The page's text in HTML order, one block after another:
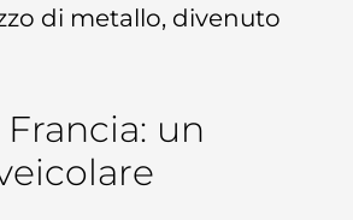
di metallo, divenuto
un